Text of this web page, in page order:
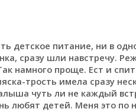
детское питание, ни в
сразу шли навстречу.
намного проще. Ест и
трость имела сразу
чуть ли не каждый
любят детей. Меня это по